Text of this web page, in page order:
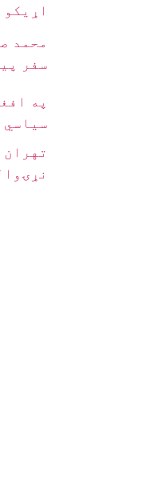
محمد
سفر
په
سیاسي
تهران